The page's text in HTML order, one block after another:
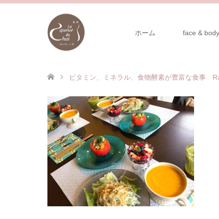
ホーム face &
ビタミン、ミネラル、食物酵素が豊富な食事